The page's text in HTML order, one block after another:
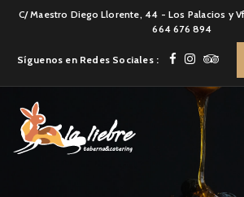
C/ Maestro Diego Llorente, 44 - Los Palacios y
664 676 894
Síguenos en Redes Sociales :